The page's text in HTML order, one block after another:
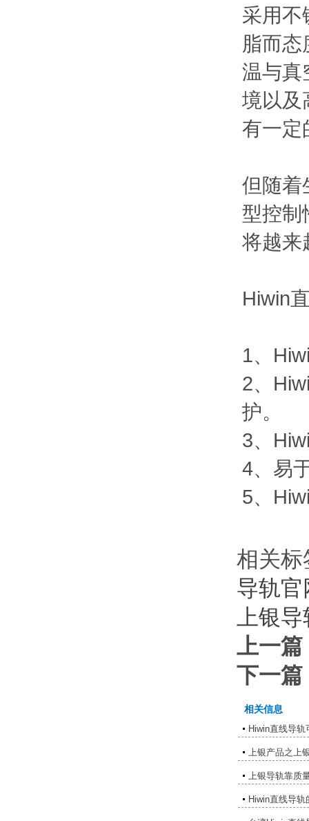
采用不
脂而
温与真
境以及
有一定
但随着
型控制
将越来
Hiwin
1、
2、
护。
3、
4、易
5、
相关标
导轨官
上银
上一篇
下一篇
相关信息
Hiwin直线导
上银产品之上
上银导轨靠质
Hiwin直线导